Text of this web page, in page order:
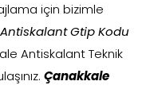
için bizimle
Gtip Kodu
Antiskalant Teknik
Çanakkale